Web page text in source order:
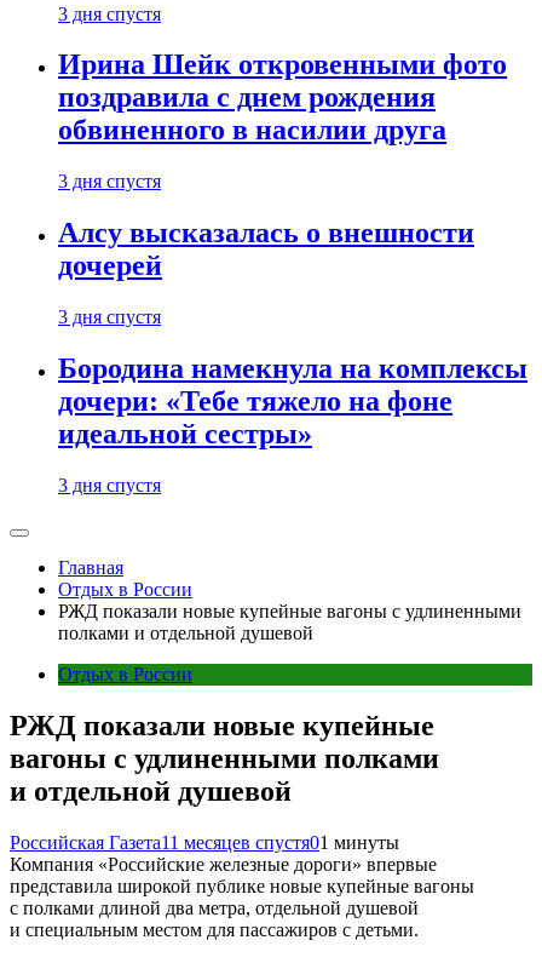
3 дня спустя
Ирина Шейк откровенными фото
поздравила с днем рождения
обвиненного в насилии друга
3 дня спустя
Алсу высказалась о внешности
дочерей
3 дня спустя
Бородина намекнула на комплексы
дочери: «Тебе тяжело на фоне
идеальной сестры»
3 дня спустя
Главная
Отдых в России
РЖД показали новые купейные вагоны с удлиненными
полками и отдельной душевой
Отдых в России
РЖД показали новые купейные
вагоны с удлиненными полками
и отдельной душевой
Российская Газета11 месяцев спустя01 минуты
Компания «Российские железные дороги» впервые
представила широкой публике новые купейные вагоны
с полками длиной два метра, отдельной душевой
и специальным местом для пассажиров с детьми.